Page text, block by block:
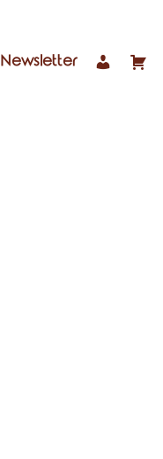
Newsletter